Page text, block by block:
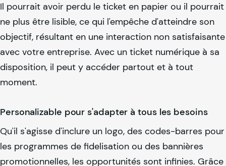
Il pourrait avoir perdu le ticket en papier ou il pourrait
ne plus être lisible, ce qui l'empêche d'atteindre son
objectif, résultant en une interaction non satisfaisante
avec votre entreprise. Avec un ticket numérique à sa
disposition, il peut y accéder partout et à tout
moment.
Personalizable pour s'adapter à tous les besoins
Qu'il s'agisse d'inclure un logo, des codes-barres pour
les programmes de fidelisation ou des bannières
promotionnelles, les opportunités sont infinies. Grâce